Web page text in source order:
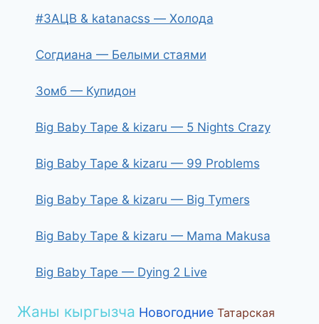
#ЗАЦВ & katanacss — Холода
Согдиана — Белыми стаями
Зомб — Купидон
Big Baby Tape & kizaru — 5 Nights Crazy
Big Baby Tape & kizaru — 99 Problems
Big Baby Tape & kizaru — Big Tymers
Big Baby Tape & kizaru — Mama Makusa
Big Baby Tape — Dying 2 Live
Жаны кыргызча Новогодние Татарская